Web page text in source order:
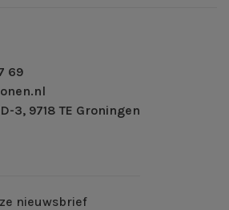
69
3, 9718 TE Groningen
nieuwsbrief